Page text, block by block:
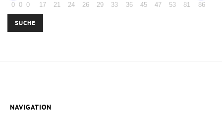
0 0 0 17 21 24 26 29 33 36 45 47 53 81 86
SUCHE
NAVIGATION